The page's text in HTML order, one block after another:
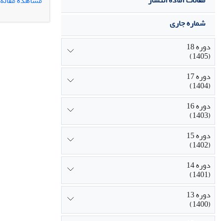
شماره جاری
دوره 18
(1405)
دوره 17
(1404)
دوره 16
(1403)
دوره 15
(1402)
دوره 14
(1401)
دوره 13
(1400)